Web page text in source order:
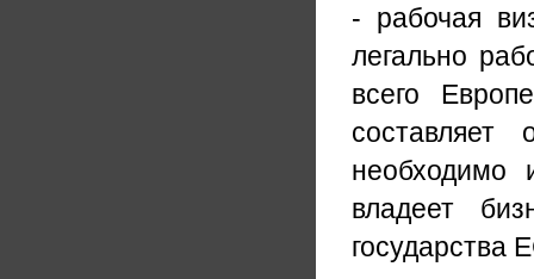
- рабочая
легально
всего
необходимо
владеет
государства